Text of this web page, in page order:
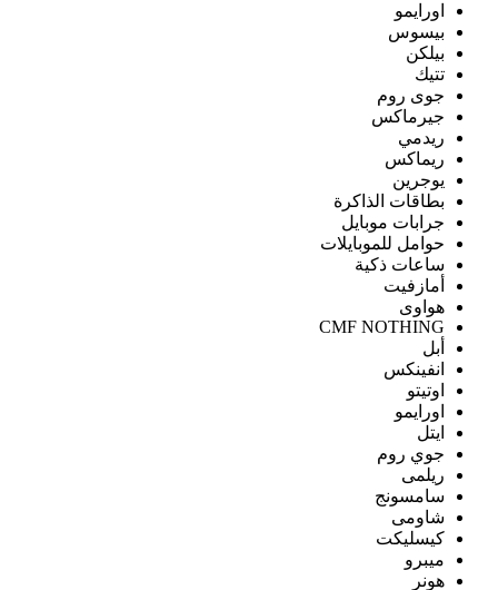
اورايمو
بيسوس
بيلكن
تتيك
جوى روم
جيرماكس
ريدمي
ريماكس
يوجرين
بطاقات الذاكرة
جرابات موبايل
حوامل للموبايلات
ساعات ذكية
أمازفيت
هواوى
CMF NOTHING
أبل
انفينكس
اوتيتو
اورايمو
ايتل
جوي روم
ريلمى
سامسونج
شاومى
كيسليكت
ميبرو
هونر